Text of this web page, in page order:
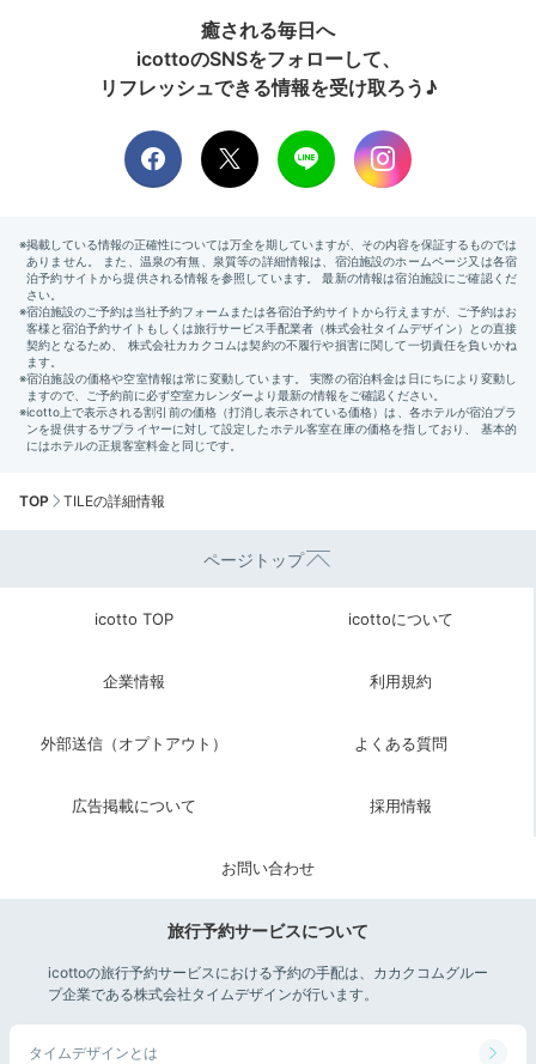
癒される毎日へ
icottoのSNSをフォローして、
リフレッシュできる情報を受け取ろう♪
TOP TILEの詳細情報
ページトップ
icotto TOP icottoについて
企業情報 利用規約
外部送信（オプトアウト） よくある質問
広告掲載について 採用情報
お問い合わせ
旅行予約サービスについて
icottoの旅行予約サービスにおける予約の手配は、カカクコムグルー
プ企業である株式会社タイムデザインが行います。
タイムデザインとは